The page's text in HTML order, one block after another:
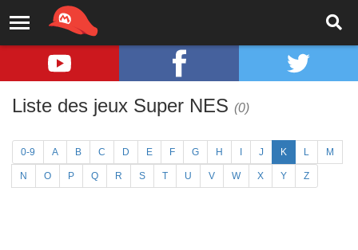
Liste des jeux Super NES (0)
0-9 A B C D E F G H J K L M
N O P Q R S T U V W X Y Z